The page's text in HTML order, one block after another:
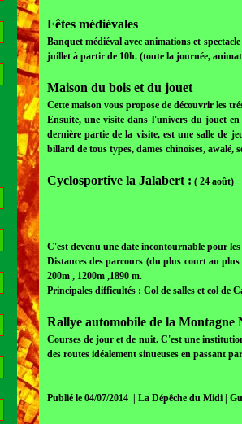
Fêtes médiévales
Banquet médiéval avec animations et
juillet à partir de 10h. (toute la journée,
Maison du bois et du jouet
Cette maison vous propose de découvrir les
Ensuite, une visite dans l'univers du jouet
dernière partie de la visite, est une salle de
billard de tous types, dames chinoises,
Cyclosportive la Jalabert : ( 24 août)
C'est devenu une date incontournable pour
Distances des parcours (du plus court au
200m , 1200m ,1890 m.
Principales difficultés : Col de salles et col de
Rallye automobile de la Montagne
Courses de jour et de nuit. C'est une
des routes idéalement sinueuses en passant
Publié le 04/07/2014 | La Dépêche du Midi |